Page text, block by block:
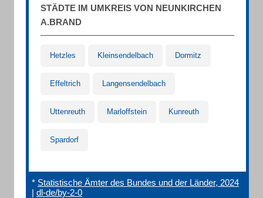
STÄDTE IM UMKREIS VON NEUNKIRCHEN
A.BRAND
Hetzles Kleinsendelbach Dormitz
Effeltrich Langensendelbach
Uttenreuth Marloffstein Kunreuth
Spardorf
* Statistische Ämter des Bundes und der Länder, 2024
| dl-de/by-2-0